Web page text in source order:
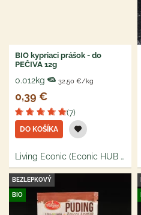
BIO kypriaci prášok - do
PEČIVA 12g
0.012kg 32,50 €/kg
0,39 €
(7)
DO KOŠÍKA
Living Econic (Econic HUB s.r.o.)
BEZLEPKOVÝ
BIO